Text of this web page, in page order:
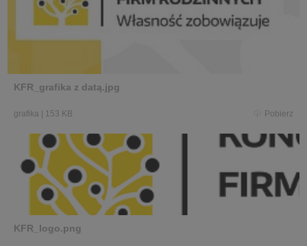
KFR_grafika z datą.jpg
grafika 153 KB Pobierz
KFR_logo.png